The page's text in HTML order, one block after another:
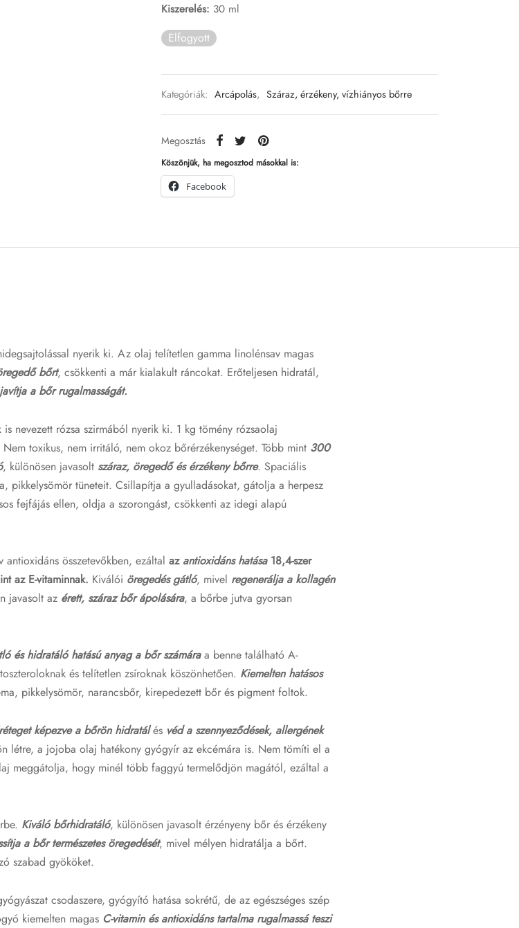
Kiszerelés: 30 ml
Elfogyott
Kategóriák: Arcápolás, Száraz, érzékeny, vízhiányos bőrre
Megosztás
Köszönjük, ha megosztod másokkal is:
Facebook
nyerik ki. Az olaj telítetlen gamma linolénsav magas
bőrt, csökkenti a már kialakult ráncokat. Erőteljesen hidratál,
javítja a bőr rugalmasságát.
nevezett rózsa szirmából nyerik ki. 1 kg tömény rózsaolaj
toxikus, nem irritáló, nem okoz bőrérzékenységet. Több mint 300
, különösen javasolt száraz, öregedő és érzékeny bőrre. Spaciális
pikkelysömör tüneteit. Csillapítja a gyulladásokat, gátolja a herpesz
fejfájás ellen, oldja a szorongást, csökkenti az idegi alapú
összetevőkben, ezáltal az antioxidáns hatása18,4-szer
az E-vitaminnak. Kiválói öregedés gátló, mivel regenerálja a kollagén
javasolt az érett, száraz bőr ápolására, a bőrbe jutva gyorsan
és hidratáló hatású anyag a bőr számáraa benne található A-
és telítetlen zsíroknak köszönhetően. Kiemelten hatásos
pikkelysömör, narancsbőr, kirepedezett bőr és pigment foltok.
képezve a bőrön hidratálés véd a szennyeződések, allergének
létre, a jojoba olaj hatékony gyógyír az ekcémára is. Nem tömíti el a
meggátolja, hogy minél több faggyú termelődjön magától, ezáltal a
Kiváló bőrhidratáló, különösen javasolt érzényeny bőr és érzékeny
a bőr természetes öregedését, mivel mélyen hidratálja a bőrt.
szabad gyököket.
csodaszere, gyógyító hatása sokrétű, de az egészséges szép
kiemelten magas C-vitamin és antioxidáns tartalma rugalmassá teszi